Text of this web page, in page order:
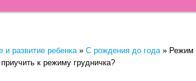
и развитие ребенка»C рождения до года» Режим
к режиму грудничка?